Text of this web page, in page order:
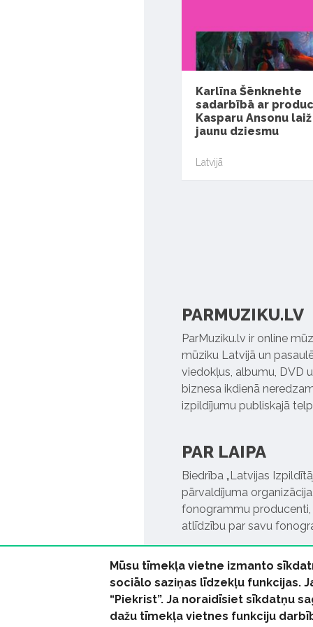
Karlīna Šēnknehte
sadarbībā ar
Kasparu Ansonu
jaunu dziesmu
Latvijā
PARMUZIKU.LV
ParMuziku.lv ir online
mūziku Latvijā un
viedokļus, albumu, DVD
biznesa ikdienā
izpildījumu publiskajā
PAR LAIPA
Biedrība „Latvijas
pārvaldījuma
fonogrammu
atlīdzību par savu
Mūsu tīmekļa vietne izmanto
sociālo saziņas līdzekļu funkcijas.
“Piekrist”. Ja noraidīsiet sīkdatņu
dažu tīmekļa vietnes funkciju